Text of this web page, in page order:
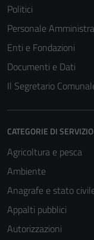
Politici
Personale
Enti e Fondazioni
Documenti e Dati
Il Segretario
CATEGORIE DI SERVIZIO
Agricoltura e pesca
Ambiente
Anagrafe e stato
Appalti pubblici
Autorizzazioni